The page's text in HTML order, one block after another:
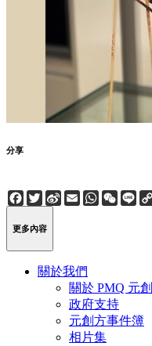
分享
Facebook
Twitter
Sina
Weibo
EmailWhatsApp
更多內容
關於我們
關於 PMQ 元
政府支持
元創方事件簿
相片集